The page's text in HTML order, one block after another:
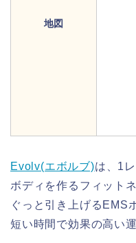
地図
Evolv(エボルブ)は、1
ボディを作るフィット
ぐっと引き上げるEMS
短い時間で効果の高い